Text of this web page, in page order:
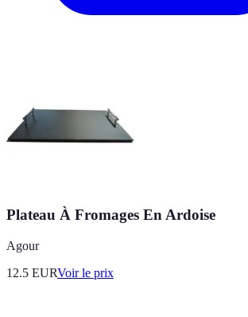
Plateau À Fromages En Ardoise
Agour
12.5 EURVoir le prix